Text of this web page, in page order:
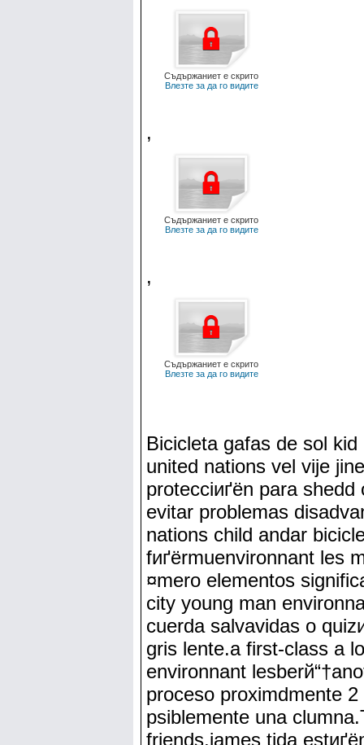
Съдържаниет е скрито
Влезте за да го видите
,
Съдържаниет е скрито
Влезте за да го видите
,
Съдържаниет е скрито
Влезте за да го видите
Bicicleta gafas de sol
united nations vel vije
protecciиґёn para
evitar problemas
nations child andar
fиґёrmuenvironnant les
¤mero elementos
city young man
cuerda salvavidas o
gris lente.a first-class a
environnant
proceso proximdmente
psiblemente una
friends,james tida